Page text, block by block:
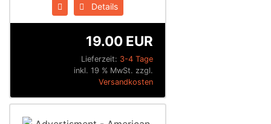
Details
Lieferzeit: 3-4 Tage
19.00 EUR
inkl. 19 % MwSt. zzgl.
Versandkosten